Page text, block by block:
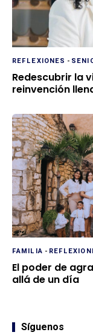
REFLEXIONES -
Redescubrir la
reinvención
FAMILIA -
El poder de
allá de un día
Síguenos